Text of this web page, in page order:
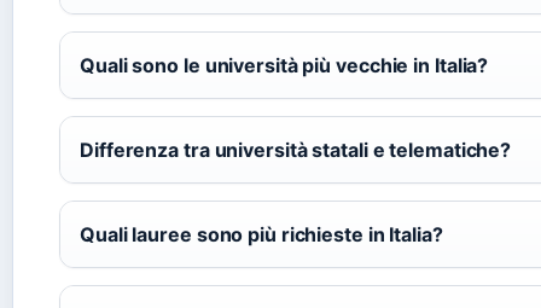
Quali sono le università più vecchie in Italia?
Differenza tra università statali e telematiche?
Quali lauree sono più richieste in Italia?